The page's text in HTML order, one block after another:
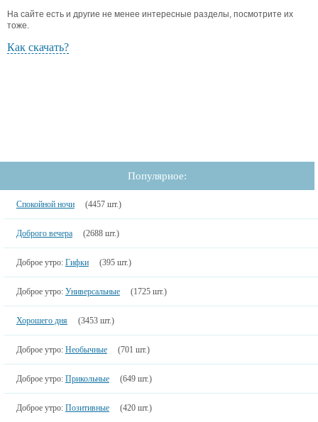
На сайте есть и другие не менее интересные разделы, посмотрите их
тоже.
Как скачать?
Популярное:
Спокойной ночи (4457 шт.)
Доброго вечера (2688 шт.)
Доброе утро: Гифки (395 шт.)
Доброе утро: Универсальные (1725 шт.)
Хорошего дня (3453 шт.)
Доброе утро: Необычные (701 шт.)
Доброе утро: Прикольные (649 шт.)
Доброе утро: Позитивные (420 шт.)